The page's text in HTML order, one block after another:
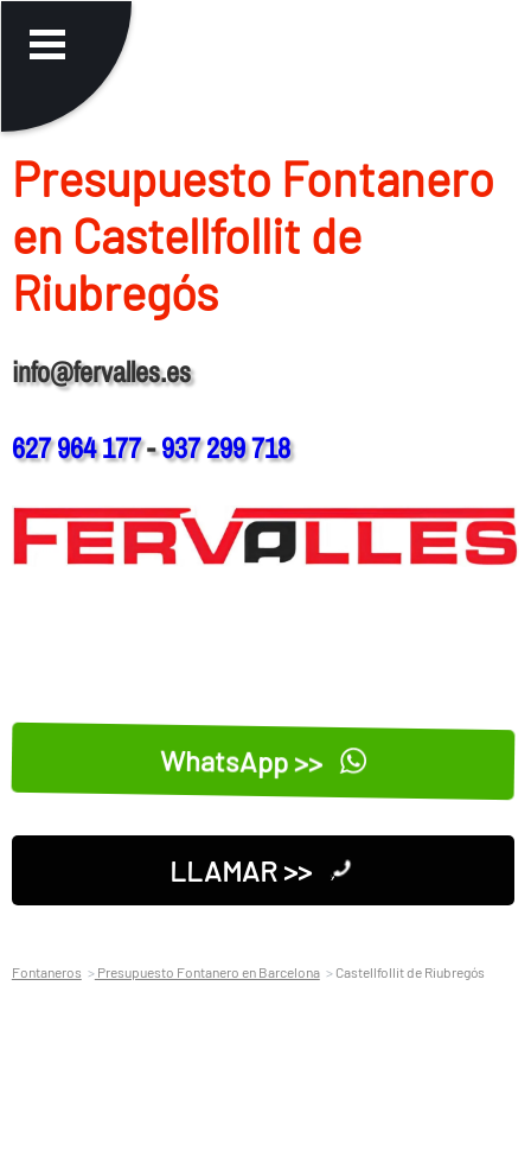
Presupuesto Fontanero
en Castellfollit de
Riubregós
info@fervalles.es
627 964 177-937 299 718
WhatsApp >>
LLAMAR >>
Fontaneros Presupuesto Fontanero en Barcelona Castellfollit de Riubregós